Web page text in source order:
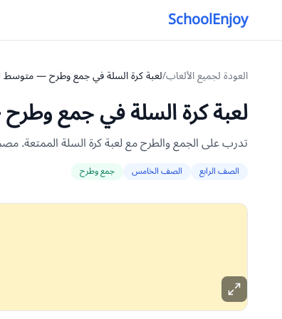
SchoolEnjoy
العودة لجميع الألعاب/لعبة كرة السلة في جمع وطرح — متوسط
لعبة كرة السلة في جمع
تدرب على الجمع والطرح مع لعبة كرة السلة
الصف الرابع الصف الخامس جمع وطرح